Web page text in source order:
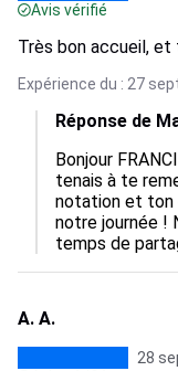
Avis vérifié
Très bon accueil,
Expérience du : 27
Réponse de
Bonjour
tenais à te
notation et ton
notre journée !
temps de
A. A.
28